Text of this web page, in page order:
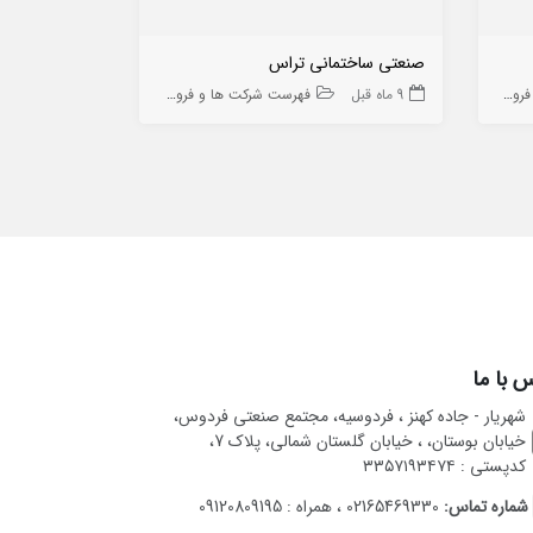
ها
صنعتی ساختمانی تراس
9 ماه قبل فهرست شرکت ها و فروشگاه ها
با ما
شهریار - جاده کهنز ، فردوسیه، مجتمع صنعتی فردوس،
خیابان بوستان، ، خیابان گلستان شمالی، پلاک 7،
کدپستی : ۳۳۵۷۱۹۳۴۷۴
شماره تماس: 02165469330 ، همراه : 09120809195